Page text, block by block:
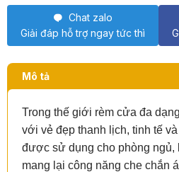
Chat zalo
Giải đáp hỗ trợ ngay tức thì
Mô tả
Trong thế giới rèm cửa đa
với vẻ đẹp thanh lịch, tinh tế
được sử dụng cho phòng ngủ,
mang lại công năng che chắn